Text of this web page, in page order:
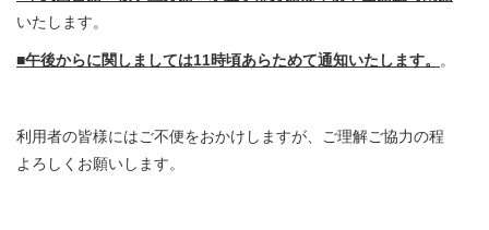
いたします。
■午後からに関しましては11時頃あらためて通知いたします。 。
利用者の皆様にはご不便をおかけしますが、ご理解ご協力の程
よろしくお願いします。